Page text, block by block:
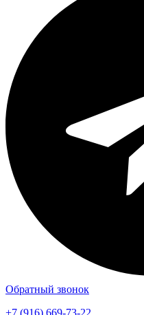
Обратный звонок
+7 (916) 669-73-22